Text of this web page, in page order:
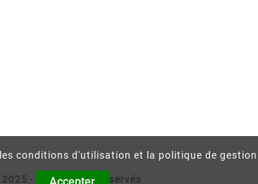
conditions d'utilisation et la politique de gestion
2025 - Tous Droits Réservés